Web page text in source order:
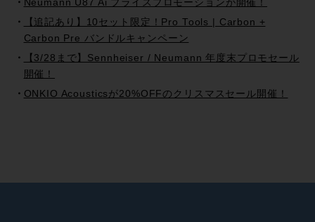
Neumann U87 Ai プライスプロモーションが開催！
【追記あり】10セット限定！Pro Tools | Carbon +
Carbon Pre バンドルキャンペーン
【3/28まで】Sennheiser / Neumann 年度末プロモセール
開催！
ONKIO Acousticsが20%OFFのクリスマスセール開催！